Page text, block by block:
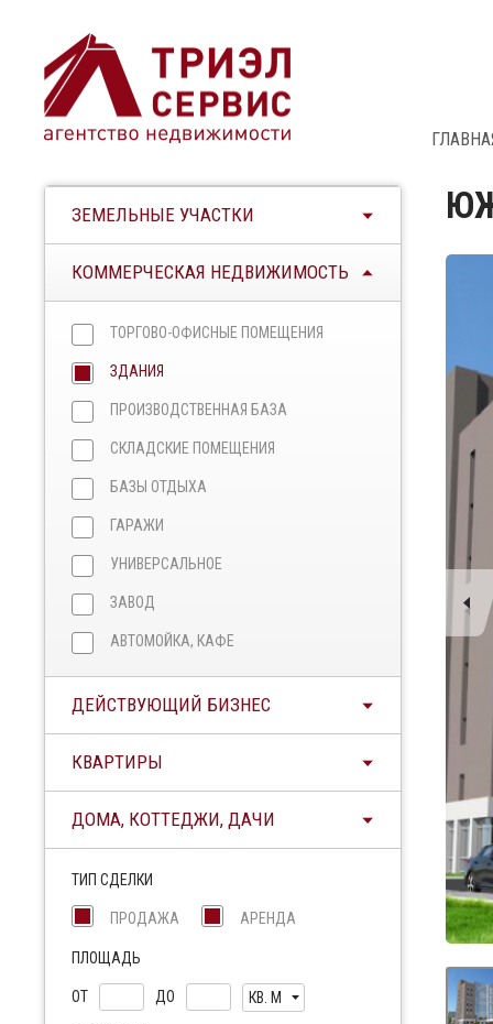
ЗЕМЕЛЬНЫЕ УЧАСТКИ
КОММЕРЧЕСКАЯ НЕДВИЖИМОСТЬ
ТОРГОВО-ОФИСНЫЕ ПОМЕЩЕНИЯ
ЗДАНИЯ
ПРОИЗВОДСТВЕННАЯ БАЗА
СКЛАДСКИЕ ПОМЕЩЕНИЯ
БАЗЫ ОТДЫХА
ГАРАЖИ
УНИВЕРСАЛЬНОЕ
ЗАВОД
АВТОМОЙКА, КАФЕ
ДЕЙСТВУЮЩИЙ БИЗНЕС
КВАРТИРЫ
ДОМА, КОТТЕДЖИ, ДАЧИ
ТИП СДЕЛКИ
ПРОДАЖА АРЕНДА
ПЛОЩАДЬ
ОТ ДО КВ. М